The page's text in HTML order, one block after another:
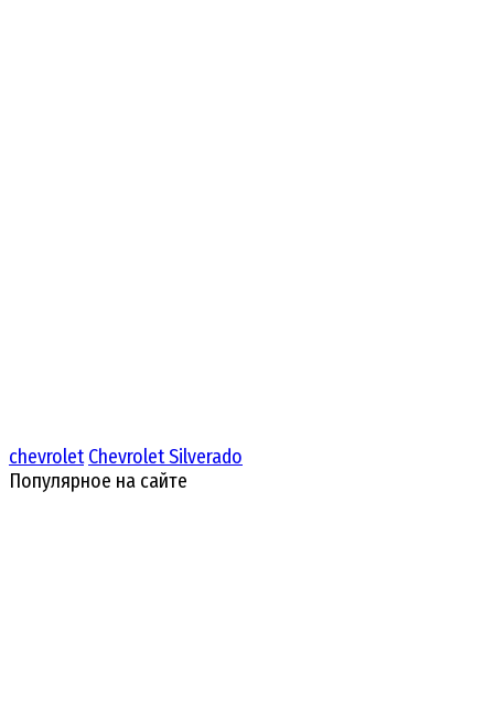
chevrolet Chevrolet Silverado
Популярное на сайте